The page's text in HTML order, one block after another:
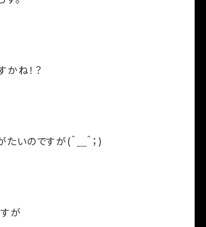
かね！？
いのですが(＾＿＾；)
が